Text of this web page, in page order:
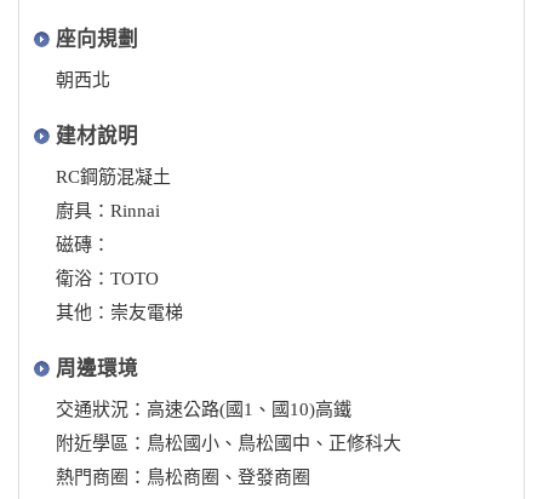
座向規劃
朝西北
建材說明
RC鋼筋混凝土
廚具：Rinnai
磁磚：
衛浴：TOTO
其他：崇友電梯
周邊環境
交通狀況：高速公路(國1、國10)高鐵
附近學區：鳥松國小、鳥松國中、正修科大
熱門商圈：鳥松商圈、登發商圈